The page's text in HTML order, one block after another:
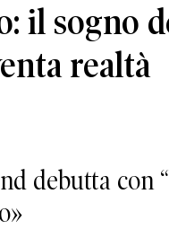
il sogno
realtà
debutta